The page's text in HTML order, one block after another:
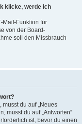
klicke, werde ich
Mail-Funktion für
von der Board-
soll den Missbrauch
du auf „Neues
musst du auf „Antworten“
ist, bevor du einen